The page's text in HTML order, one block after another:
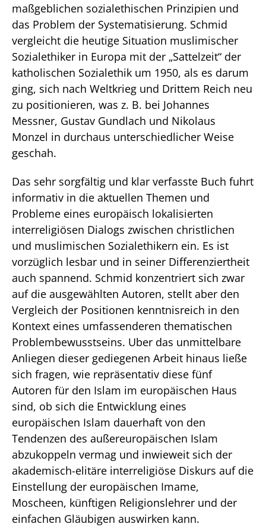
maßgeblichen sozialethischen Prinzipien und
das Problem der Systematisierung. Schmid
vergleicht die heutige Situation muslimischer
Sozialethiker in Europa mit der „Sattelzeit“ der
katholischen Sozialethik um 1950, als es darum
ging, sich nach Weltkrieg und Drittem Reich neu
zu positionieren, was z. B. bei Johannes
Messner, Gustav Gundlach und Nikolaus
Monzel in durchaus unterschiedlicher Weise
geschah.
Das sehr sorgfältig und klar verfasste Buch fuhrt
informativ in die aktuellen Themen und
Probleme eines europäisch lokalisierten
interreligiösen Dialogs zwischen christlichen
und muslimischen Sozialethikern ein. Es ist
vorzüglich lesbar und in seiner Differenziertheit
auch spannend. Schmid konzentriert sich zwar
auf die ausgewählten Autoren, stellt aber den
Vergleich der Positionen kenntnisreich in den
Kontext eines umfassenderen thematischen
Problembewusstseins. Uber das unmittelbare
Anliegen dieser gediegenen Arbeit hinaus ließe
sich fragen, wie repräsentativ diese fünf
Autoren für den Islam im europäischen Haus
sind, ob sich die Entwicklung eines
europäischen Islam dauerhaft von den
Tendenzen des außereuropäischen Islam
abzukoppeln vermag und inwieweit sich der
akademisch-elitäre interreligiöse Diskurs auf die
Einstellung der europäischen Imame,
Moscheen, künftigen Religionslehrer und der
einfachen Gläubigen auswirken kann.